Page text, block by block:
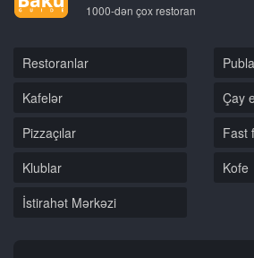
1000-dən çox restoran
Restoranlar
Kafelər
Çay
Pizzaçılar
Fast
Klublar
Kofe
İstirahət Mərkəzi